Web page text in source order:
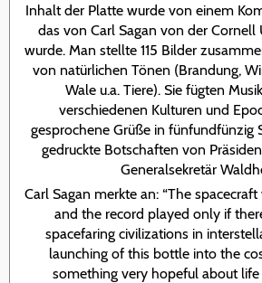
Inhalt der Platte wurde von einem
das von Carl Sagan von der Cornell
wurde. Man stellte 115 Bilder
von natürlichen Tönen (Brandung,
Wale u.a. Tiere). Sie fügten
verschiedenen Kulturen und
gesprochene Grüße in fünfundfünzig
gedruckte Botschaften von
Generalsekretär
Carl Sagan merkte an: “The
and the record played only if
spacefaring civilizations in
launching of this bottle into the
something very hopeful about life